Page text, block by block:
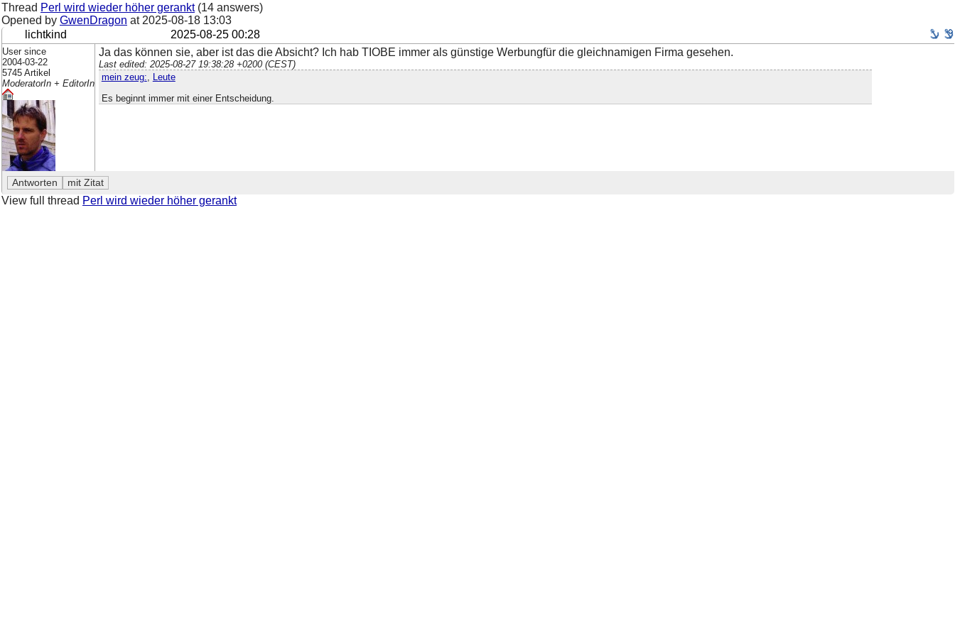
Thread Perl wird wieder höher gerankt(14 answers)
Opened by GwenDragon at 2025-08-18 13:03
lichtkind
2025-08-25 00:28
User since
2004-03-22
5745 Artikel
ModeratorIn + EditorIn
Ja das können sie, aber ist das die Absicht? Ich hab TIOBE immer als günstige Werbungfür die gleichnamigen Firma gesehen.
Last edited: 2025-08-27 19:38:28 +0200 (CEST)
mein zeug:, Leute
Es beginnt immer mit einer Entscheidung.
View full thread Perl wird wieder höher gerankt